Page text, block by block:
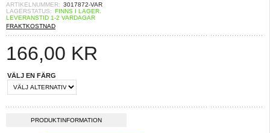
ARTIKELNUMMER: 3017872-VAR
LAGERSTATUS: FINNS I LAGER.
LEVERANSTID 1-2 VARDAGAR
FRAKTKOSTNAD
166,00 KR
VÄLJ EN FÄRG
PRODUKTINFORMATION